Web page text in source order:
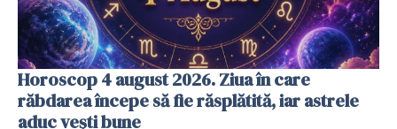
Horoscop 4 august 2026. Ziua în care
răbdarea începe să fie răsplătită, iar astrele
aduc vești bune